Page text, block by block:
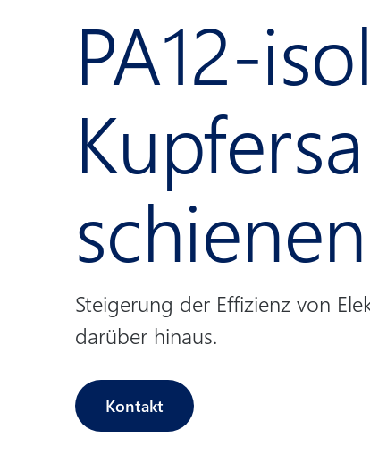
PA12-
schienen
Steigerung der Effizienz von
darüber hinaus.
Kontakt